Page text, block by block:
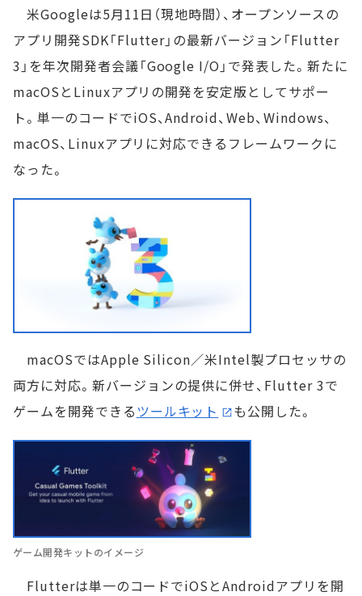
米Googleは5月11日（現地時間）、オープンソースの
アプリ開発SDK「Flutter」の最新バージョン「Flutter
3」を年次開発者会議「Google I/O」で発表した。新たに
macOSとLinuxアプリの開発を安定版としてサポー
ト。単一のコードでiOS、Android、Web、Windows、
macOS、Linuxアプリに対応できるフレームワークに
なった。
macOSではApple Silicon／米Intel製プロセッサの
両方に対応。新バージョンの提供に併せ、Flutter 3で
ゲームを開発できるツールキット も公開した。
ゲーム開発キットのイメージ
Flutterは単一のコードでiOSとAndroidアプリを開